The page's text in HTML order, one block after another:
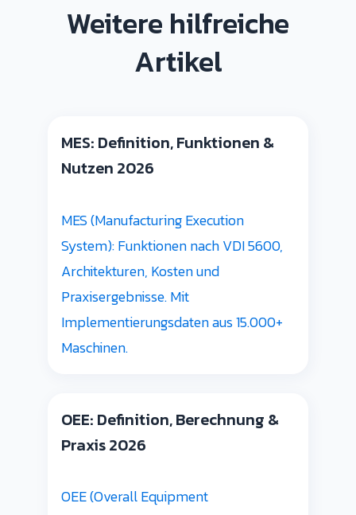
Weitere hilfreiche
Artikel
MES: Definition, Funktionen &
Nutzen 2026
MES (Manufacturing Execution
System): Funktionen nach VDI 5600,
Architekturen, Kosten und
Praxisergebnisse. Mit
Implementierungsdaten aus 15.000+
Maschinen.
OEE: Definition, Berechnung &
Praxis 2026
OEE (Overall Equipment